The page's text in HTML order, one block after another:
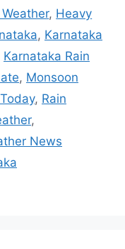
, Heavy
, Karnataka
Karnataka Rain
, Monsoon
, Rain
,
News